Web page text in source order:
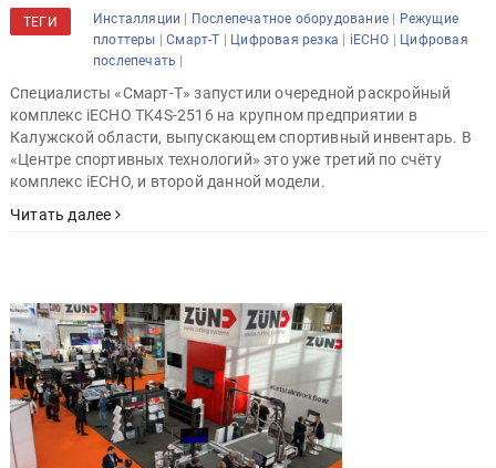
ТЕГИ Инсталляции | Послепечатное оборудование | Режущие
плоттеры |Смарт-Т | Цифровая резка | iECHO | Цифровая
послепечать |
Специалисты «Смарт-Т» запустили очередной раскройный
комплекс iECHO TK4S-2516 на крупном предприятии в
Калужской области, выпускающем спортивный инвентарь. В
«Центре спортивных технологий» это уже третий по счёту
комплекс iECHO, и второй данной модели.
Читать далее